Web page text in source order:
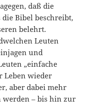
daß die
die Bibel beschreibt,
belehrt.
Leuten
und
„einfache
Leben wieder
aber dabei mehr
werden – bis hin zur